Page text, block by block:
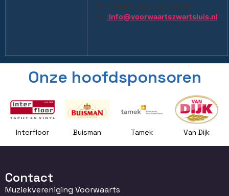
Voorwaarts app door geven of
via :Info@voorwaartszwartsluis.nl
Onze hoofdsponsoren
Interfloor Buisman Tamek Van Dijk
Contact
Muziekvereniging Voorwaarts